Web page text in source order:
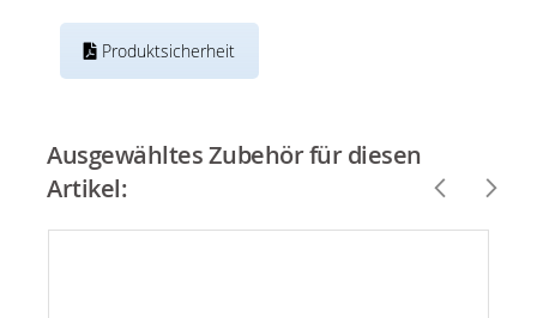
Produktsicherheit
Ausgewähltes Zubehör für diesen
Artikel: